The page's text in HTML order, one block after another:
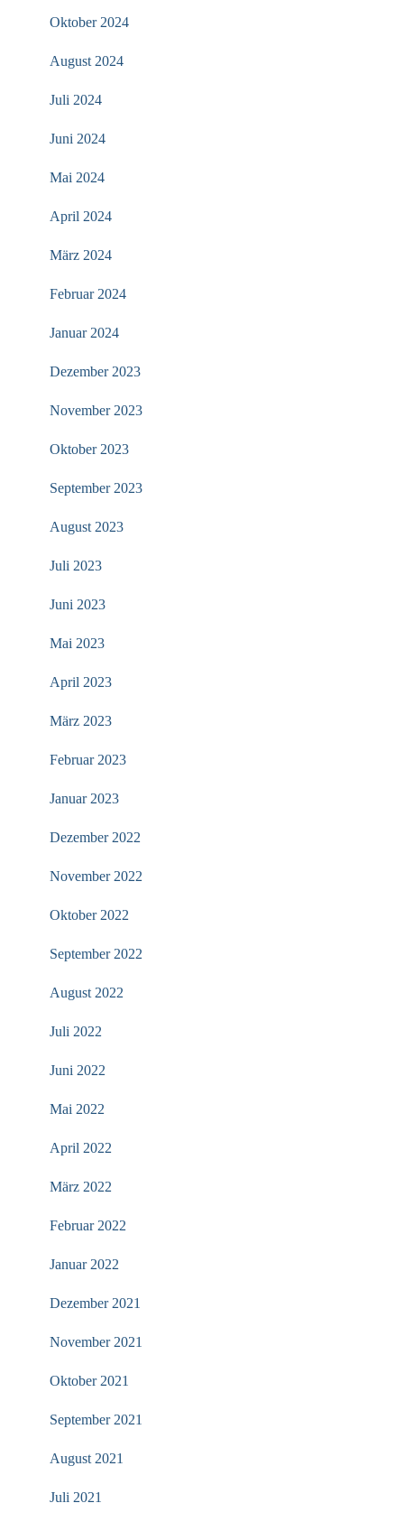
Oktober 2024
August 2024
Juli 2024
Juni 2024
Mai 2024
April 2024
März 2024
Februar 2024
Januar 2024
Dezember 2023
November 2023
Oktober 2023
September 2023
August 2023
Juli 2023
Juni 2023
Mai 2023
April 2023
März 2023
Februar 2023
Januar 2023
Dezember 2022
November 2022
Oktober 2022
September 2022
August 2022
Juli 2022
Juni 2022
Mai 2022
April 2022
März 2022
Februar 2022
Januar 2022
Dezember 2021
November 2021
Oktober 2021
September 2021
August 2021
Juli 2021